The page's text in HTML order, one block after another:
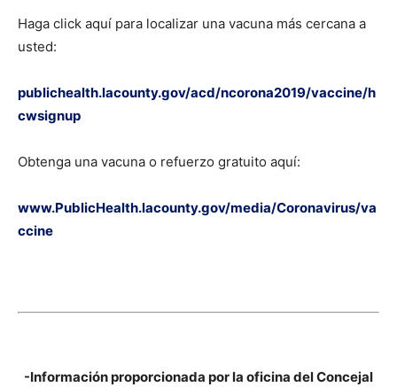
Haga click aquí para localizar una vacuna más cercana a
usted:
publichealth.lacounty.gov/acd/ncorona2019/vaccine/h
cwsignup
Obtenga una vacuna o refuerzo gratuito aquí:
www.PublicHealth.lacounty.gov/media/Coronavirus/va
ccine
-Información proporcionada por la oficina del Concejal